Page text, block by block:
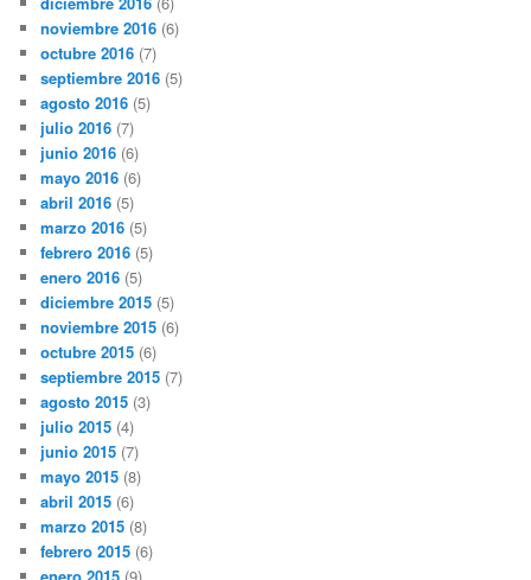
noviembre 2016 (6)
octubre 2016 (7)
septiembre 2016 (5)
agosto 2016 (5)
julio 2016 (7)
junio 2016 (6)
mayo 2016 (6)
abril 2016 (5)
marzo 2016 (5)
febrero 2016 (5)
enero 2016 (5)
diciembre 2015 (5)
noviembre 2015 (6)
octubre 2015 (6)
septiembre 2015 (7)
agosto 2015 (3)
julio 2015 (4)
junio 2015 (7)
mayo 2015 (8)
abril 2015 (6)
marzo 2015 (8)
febrero 2015 (6)